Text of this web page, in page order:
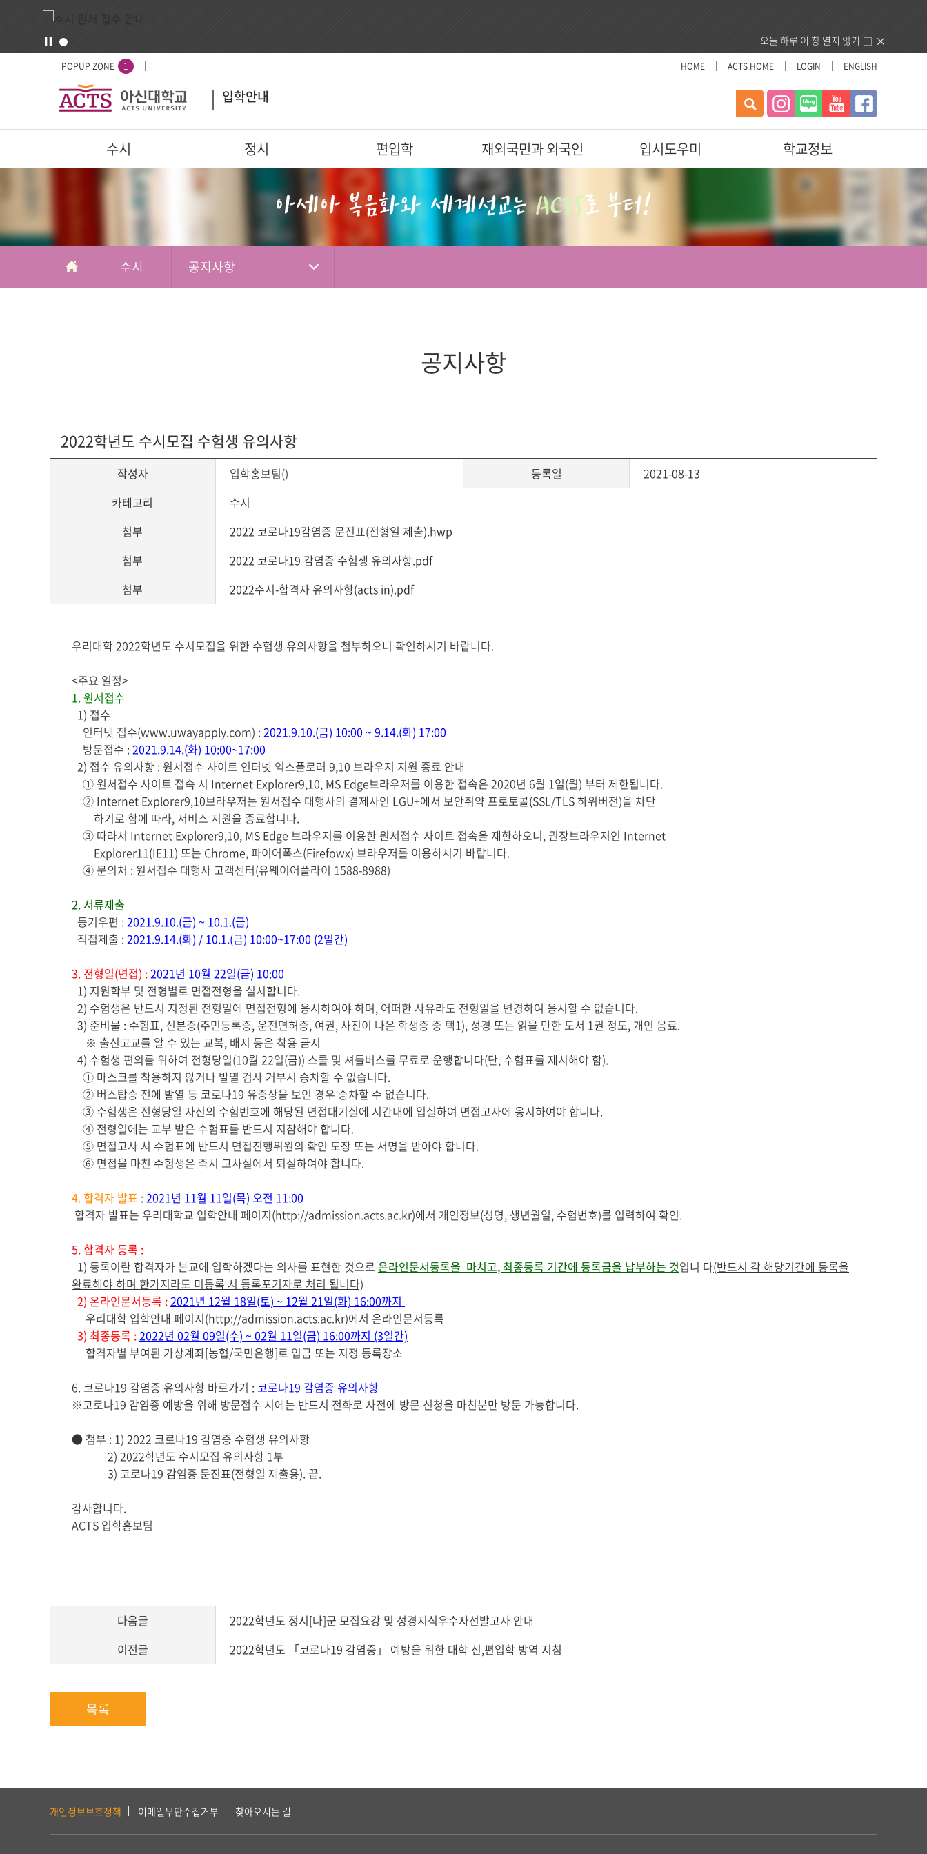
오늘 하루 이 창 열지 않기
POPUP ZONE 1 HOME ACTS HOME LOGIN ENGLISH
입학안내
서
수시 정시 편입학 재외국민과 외국인 입시도우미
학교정보
부가메뉴
학교정보
색
미
수시 공지사항
공지사항
2022학년도 수시모집 수험생 유의사항
작성자 입학홍보팀() 등록일
2021-08-13
카테고리
수시
첨부
2022 코로나19감염증 문진표(전형일 제출).hwp
첨부
2022 코로나19 감염증 수험생 유의사항.pdf
첨부
2022수시-합격자 유의사항(acts in).pdf
게
글
본
문
우리대학 2022학년도 수시모집을 위한 수험생 유의사항을 첨부하오니 확인하시기 바랍니다.
<주요 일정>
1. 원서접수
1) 접수
인터넷 접수(www.uwayapply.com) : 2021.9.10.(금) 10:00 ~ 9.14.(화) 17:00
방문접수 : 2021.9.14.(화) 10:00~17:00
2) 접수 유의사항 : 원서접수 사이트 인터넷 익스플로러 9,10 브라우저 지원 종료 안내
① 원서접수 사이트 접속 시 Internet Explorer9,10, MS Edge브라우저를 이용한 접속은 2020년 6월 1일(월) 부터 제한됩니다.
② Internet Explorer9,10브라우저는 원서접수 대행사의 결제사인 LGU+에서 보안취약 프로토콜(SSL/TLS 하위버전)을 차단
하기로 함에 따라, 서비스 지원을 종료합니다.
③ 따라서 Internet Explorer9,10, MS Edge 브라우저를 이용한 원서접수 사이트 접속을 제한하오니, 권장브라우저인 Internet
Explorer11(IE11) 또는 Chrome, 파이어폭스(Firefowx) 브라우저를 이용하시기 바랍니다.
④ 문의처 : 원서접수 대행사 고객센터(유웨이어플라이 1588-8988)
2. 서류제출
등기우편 : 2021.9.10.(금) ~ 10.1.(금)
직접제출 : 2021.9.14.(화) / 10.1.(금) 10:00~17:00 (2일간)
3. 전형일(면접) :2021년 10월 22일(금) 10:00
1) 지원학부 및 전형별로 면접전형을 실시합니다.
2) 수험생은 반드시 지정된 전형일에 면접전형에 응시하여야 하며, 어떠한 사유라도 전형일을 변경하여 응시할 수 없습니다.
3) 준비물 : 수험표, 신분증(주민등록증, 운전면허증, 여권, 사진이 나온 학생증 중 택1), 성경 또는 읽을 만한 도서 1권 정도, 개인 음료.
※ 출신고교를 알 수 있는 교복, 배지 등은 착용 금지
4) 수험생 편의를 위하여 전형당일(10월 22일(금)) 스쿨 및 셔틀버스를 무료로 운행합니다(단, 수험표를 제시해야 함).
① 마스크를 착용하지 않거나 발열 검사 거부시 승차할 수 없습니다.
② 버스탑승 전에 발열 등 코로나19 유증상을 보인 경우 승차할 수 없습니다.
③ 수험생은 전형당일 자신의 수험번호에 해당된 면접대기실에 시간내에 입실하여 면접고사에 응시하여야 합니다.
④ 전형일에는 교부 받은 수험표를 반드시 지참해야 합니다.
⑤ 면접고사 시 수험표에 반드시 면접진행위원의 확인 도장 또는 서명을 받아야 합니다.
⑥ 면접을 마친 수험생은 즉시 고사실에서 퇴실하여야 합니다.
4. 합격자 발표 : 2021년 11월 11일(목) 오전 11:00
합격자 발표는 우리대학교 입학안내 페이지(http://admission.acts.ac.kr)에서 개인정보(성명, 생년월일, 수험번호)를 입력하여 확인.
5. 합격자 등록 :
1) 등록이란 합격자가 본교에 입학하겠다는 의사를 표현한 것으로 온라인문서등록을 마치고, 최종등록 기간에 등록금을 납부하는 것입니 다(반드시 각 해당기간에 등록을
완료해야 하며 한가지라도 미등록 시 등록포기자로 처리 됩니다)
2) 온라인문서등록 :2021년 12월 18일(토) ~ 12월 21일(화) 16:00까지
우리대학 입학안내 페이지(http://admission.acts.ac.kr)에서 온라인문서등록
3) 최종등록 :2022년 02월 09일(수) ~ 02월 11일(금) 16:00까지 (3일간)
합격자별 부여된 가상계좌[농협/국민은행]로 입금 또는 지정 등록장소
6. 코로나19 감염증 유의사항 바로가기 : 코로나19 감염증 유의사항
※코로나19 감염증 예방을 위해 방문접수 시에는 반드시 전화로 사전에 방문 신청을 마친분만 방문 가능합니다.
● 첨부 : 1) 2022 코로나19 감염증 수험생 유의사항
2) 2022학년도 수시모집 유의사항 1부
3) 코로나19 감염증 문진표(전형일 제출용). 끝.
감사합니다.
ACTS 입학홍보팀
다음글
2022학년도 정시[나]군 모집요강 및 성경지식우수자선발고사 안내
이전글
2022학년도 「코로나19 감염증」 예방을 위한 대학 신,편입학 방역 지침
목록
개인정보보호정책 이메일무단수집거부 찾아오시는 길